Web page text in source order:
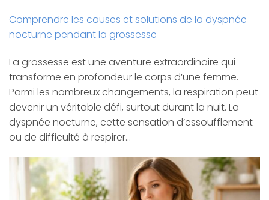
Comprendre les causes et solutions de la dyspnée
nocturne pendant la grossesse
La grossesse est une aventure extraordinaire qui
transforme en profondeur le corps d’une femme.
Parmi les nombreux changements, la respiration peut
devenir un véritable défi, surtout durant la nuit. La
dyspnée nocturne, cette sensation d’essoufflement
ou de difficulté à respirer…